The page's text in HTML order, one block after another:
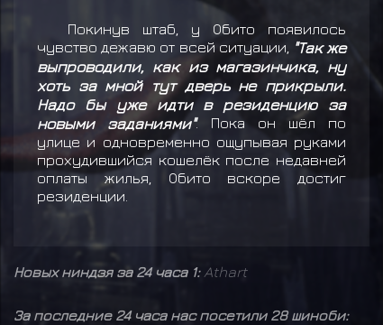
Покинув штаб, у Обито появилось
чувство дежавю от всей ситуации, "Так же
выпроводили, как из магазинчика, ну
хоть за мной тут дверь не прикрыли.
Надо бы уже идти в резиденцию за
новыми заданиями". Пока он шёл по
улице и одновременно ощупывая руками
прохудившийся кошелёк после недавней
оплаты жилья, Обито вскоре достиг
резиденции.
Новых ниндзя за 24 часа 1: Athart
За последние 24 часа нас посетили 28 шиноби: